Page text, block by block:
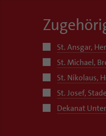
St. Ansgar,
St. Michael,
St. Nikolaus,
St. Josef,
Dekanat